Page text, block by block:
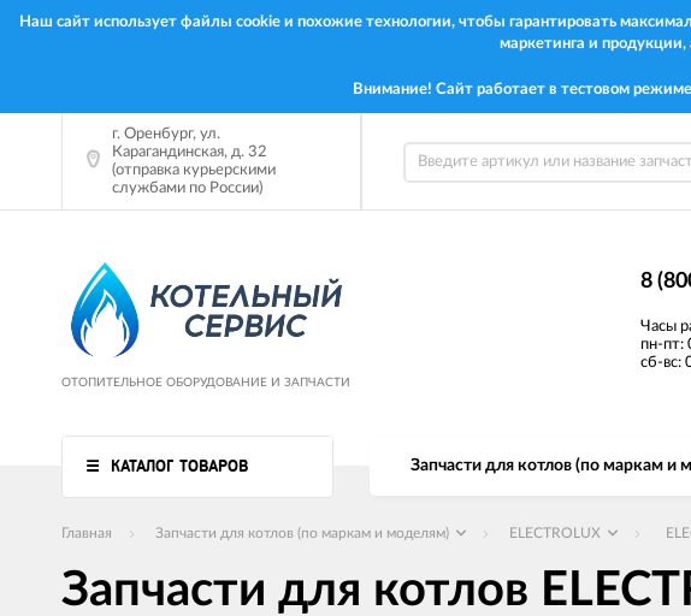
Наш сайт использует файлы cookie и похожие технологии, чтобы гарантировать
маркетинга и
Внимание! Сайт работает в тестовом
г. Оренбург, ул.
Карагандинская, д. 32
(отправка курьерскими
службами по России)
ОТОПИТЕЛЬНОЕ ОБОРУДОВАНИЕ И ЗАПЧАСТИ
8
Часы
пн-пт:
сб-вс:
КАТАЛОГ ТОВАРОВ Запчасти для котлов (по маркам и
Главная Запчасти для котлов (по маркам и моделям) ELECTROLUX
Запчасти для котлов